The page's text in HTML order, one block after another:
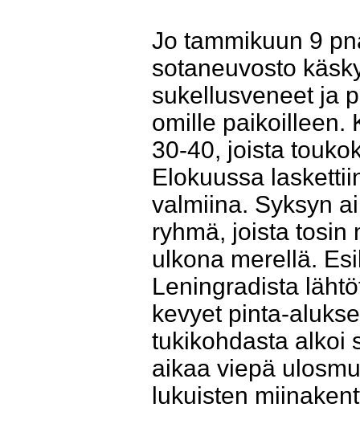
Jo tammikuun 9
sotaneuvosto
sukellusveneet ja
omille paikoilleen.
30-40, joista
Elokuussa
valmiina. Syksyn
ryhmä, joista tosin
ulkona merellä.
Leningradista
kevyet pinta-
tukikohdasta alkoi
aikaa viepä
lukuisten